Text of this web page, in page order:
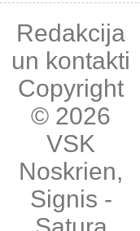
Redakcija
un kontakti
Copyright
© 2026
VSK
Noskrien,
Signis -